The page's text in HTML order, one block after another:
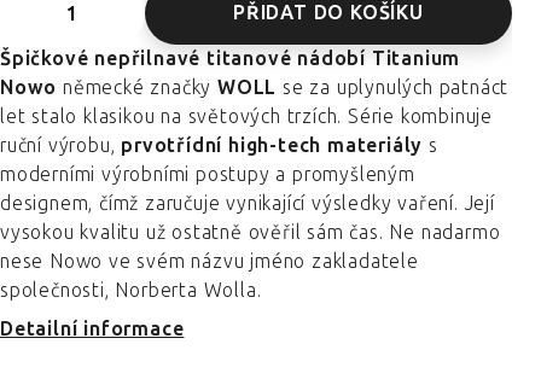
PŘIDAT DO KOŠÍKU
Špičkové nepřilnavé titanové nádobí Titanium
Nowo německé značky WOLL se za uplynulých patnáct
let stalo klasikou na světových trzích. Série kombinuje
ruční výrobu, prvotřídní high-tech materiály s
moderními výrobními postupy a promyšleným
designem, čímž zaručuje vynikající výsledky vaření. Její
vysokou kvalitu už ostatně ověřil sám čas. Ne nadarmo
nese Nowo ve svém názvu jméno zakladatele
společnosti, Norberta Wolla.
Detailní informace